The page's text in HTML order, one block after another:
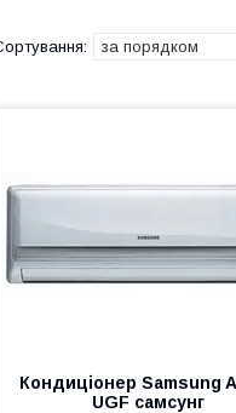
Кондиціонер Samsung
UGF самсунг